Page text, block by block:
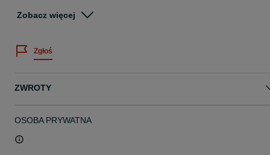
regulowane wiosło aluminiowe
zdejmowaną płetwę
zestaw naprawczy (KLEJ OTRZYMUJESZ GRATIS!)
Rozmiar XXL 355x84x15
Zobacz więcej
Zgłoś
ZWROTY
OSOBA PRYWATNA